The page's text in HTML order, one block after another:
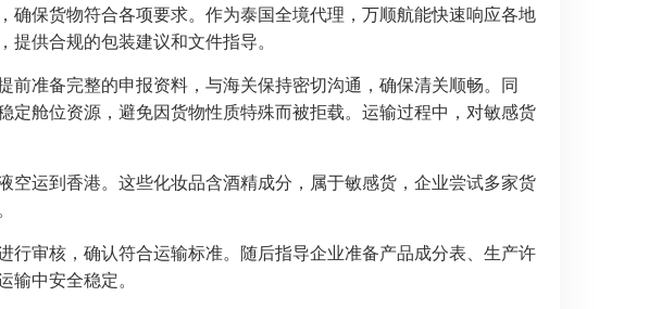
确保货物符合各项要求。作为泰国全境代理，万顺航能快速响应各地
供合规的包装建议和文件指导。
准备完整的申报资料，与海关保持密切沟通，确保清关顺畅。同
定舱位资源，避免因货物性质特殊而被拒载。运输过程中，对敏感货
空运到香港。这些化妆品含酒精成分，属于敏感货，企业尝试多家货
行审核，确认符合运输标准。随后指导企业准备产品成分表、生产许
中安全稳定。